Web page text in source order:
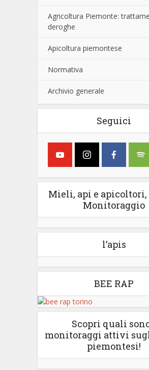
Agricoltura Piemonte:
deroghe
Apicoltura piemontese
Normativa
Archivio generale
Seguici
Mieli, api e apicoltori,
Monitoraggio
l’apis
BEE RAP
Scopri quali
monitoraggi attivi
piemontesi!